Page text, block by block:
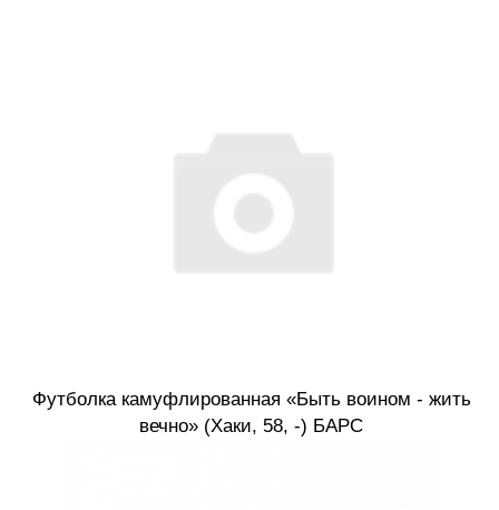
Футболка камуфлированная «Быть воином - жить
вечно» (Хаки, 58, -) БАРС